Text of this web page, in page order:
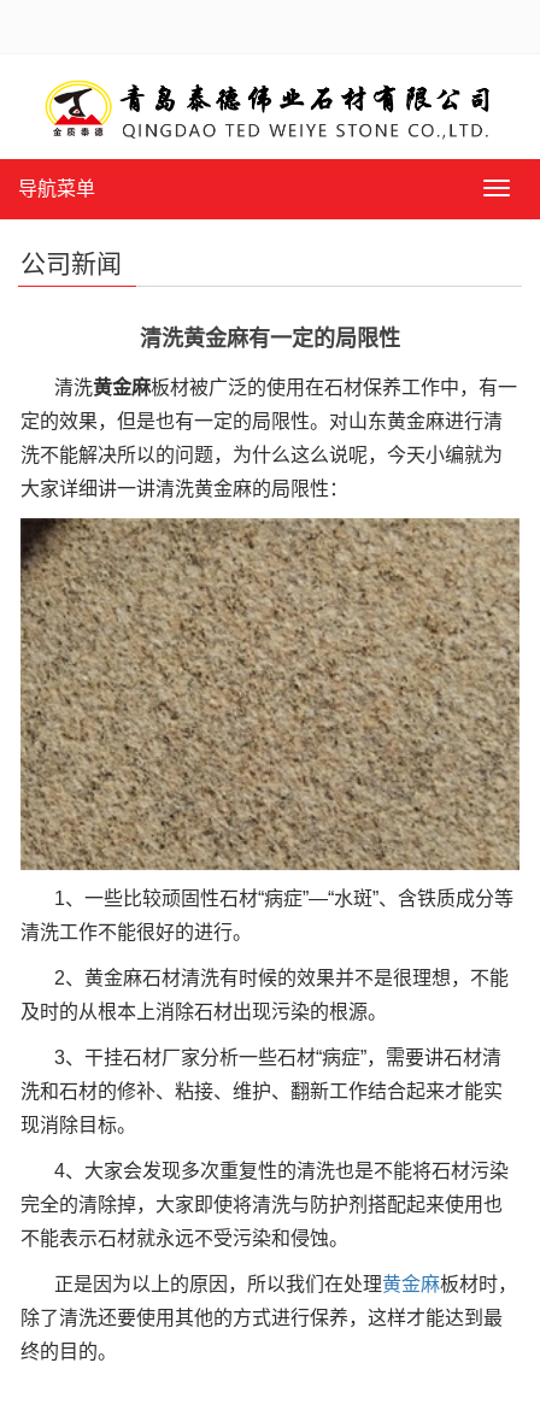
导
导航菜单
公司新闻
清洗黄金麻有一定的局限性
清洗黄金麻板材被广泛的使用在石材保养工作中，有一
定的效果，但是也有一定的局限性。对山东黄金麻进行清
洗不能解决所以的问题，为什么这么说呢，今天小编就为
大家详细讲一讲清洗黄金麻的局限性：
1、一些比较顽固性石材“病症”—“水斑”、含铁质成分等
清洗工作不能很好的进行。
2、黄金麻石材清洗有时候的效果并不是很理想，不能
及时的从根本上消除石材出现污染的根源。
3、干挂石材厂家分析一些石材“病症”，需要讲石材清
洗和石材的修补、粘接、维护、翻新工作结合起来才能实
现消除目标。
4、大家会发现多次重复性的清洗也是不能将石材污染
完全的清除掉，大家即使将清洗与防护剂搭配起来使用也
不能表示石材就永远不受污染和侵蚀。
正是因为以上的原因，所以我们在处理黄金麻板材时，
除了清洗还要使用其他的方式进行保养，这样才能达到最
终的目的。